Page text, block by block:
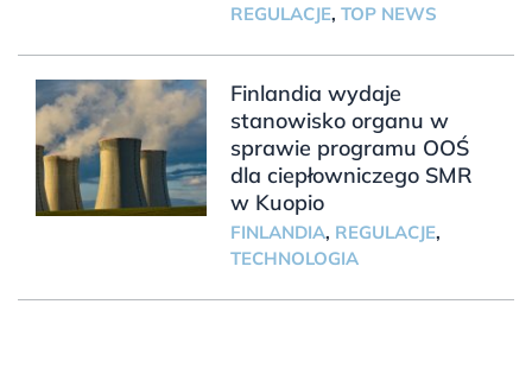
REGULACJE, TOP NEWS
Finlandia wydaje
stanowisko organu w
sprawie programu OOŚ
dla ciepłowniczego SMR
w Kuopio
FINLANDIA, REGULACJE,
TECHNOLOGIA